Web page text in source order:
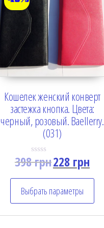
Кошелек женский конверт
застежка кнопка. Цвета:
черный, розовый. Baellerry.
(031)
R
a
d
0
o
u
398грн228грн
Выбрать параметры